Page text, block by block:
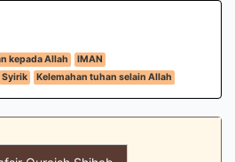
kepada Allah
IMAN
Syirik Kelemahan tuhan selain Allah